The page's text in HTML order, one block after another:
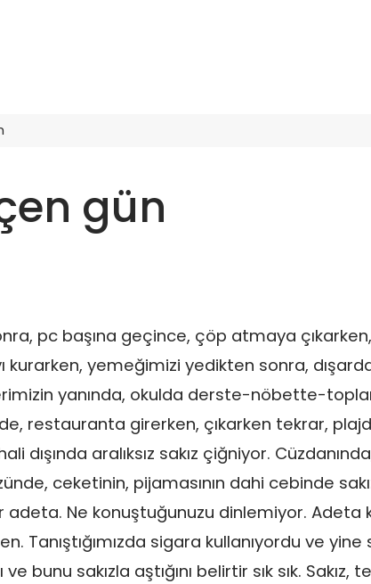
gün
pc başına geçince, çöp atmaya
kurarken, yemeğimizi yedikten sonra,
yanında, okulda derste-nöbette-
restauranta girerken, çıkarken tekrar,
dışında aralıksız sakız çiğniyor.
ceketinin, pijamasının dahi cebinde
adeta. Ne konuştuğunuzu dinlemiyor. Adeta
sigara kullanıyordu ve yine
bunu sakızla aştığını belirtir sık sık. Sakız,